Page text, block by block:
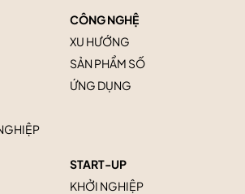
CÔNG NGHỆ
XU HƯỚNG
SẢN PHẨM SỐ
ỨNG DỤNG
START-UP
KHỞI NGHIỆP